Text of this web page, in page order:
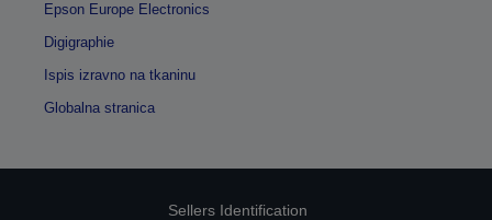
Epson Europe Electronics
Digigraphie
Ispis izravno na tkaninu
Globalna stranica
Sellers Identification